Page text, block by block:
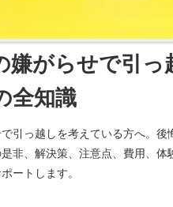
嫌がらせで引っ
全知識
引っ越しを考えている方へ。後
非、解決策、注意点、費用、体
ートします。